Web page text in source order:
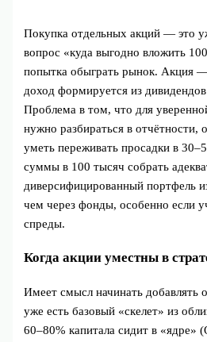
Покупка отдельных акций — это
вопрос «куда выгодно вложить
попытка обыграть рынок. Акция
доход формируется из
Проблема в том, что для
нужно разбираться в отчётности,
уметь переживать просадки в
суммы в 100 тысяч собрать
диверсифицированный портфель
чем через фонды, особенно если
спреды.
Когда акции уместны в
Имеет смысл начинать добавлять
уже есть базовый «скелет» из
60–80% капитала сидит в «ядре»